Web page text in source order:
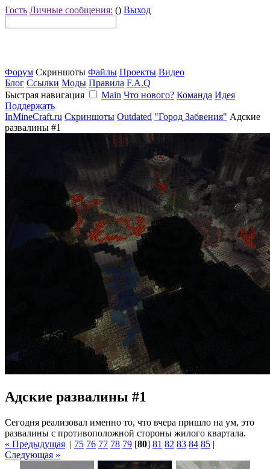
Гость Личные сообщения: () Выход
Форум Скриншоты Файлы Проекты Видео
Блог Ссылки Моды Правила F.A.Q
Быстрая навигация
Main Что нового? Команда Идея
Поддержать
InMineCraft.ru Скриншоты Outdated "Город Забвения" Адские
развалины #1
Адские развалины #1
Сегодня реализовал именно то, что вчера пришло на ум, это
развалины с противоположной стороны жилого квартала.
« Предыдущая | 75 76 77 78 79 [80] 81 82 83 84 85 |
Следующая »